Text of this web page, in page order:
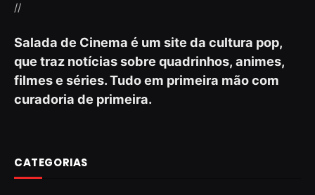
//
Salada de Cinema é um site da cultura pop,
que traz notícias sobre quadrinhos, animes,
filmes e séries. Tudo em primeira mão com
curadoria de primeira.
CATEGORIAS